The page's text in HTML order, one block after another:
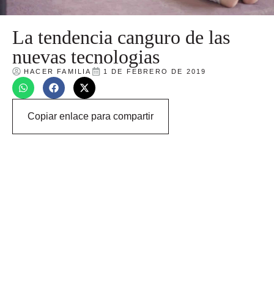
La tendencia canguro de las
nuevas tecnologias
HACER FAMILIA 1 DE FEBRERO DE 2019
Copiar enlace para compartir